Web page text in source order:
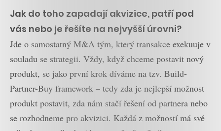
Jak do toho zapadají akvizice, patří pod
vás nebo je řešíte na nejvyšší úrovni?
Jde o samostatný M&A tým, který transakce exekuuje v
souladu se strategii. Vždy, když chceme postavit nový
produkt, se jako první krok díváme na tzv. Build-
Partner-Buy framework – tedy zda je nejlepší možnost
produkt postavit, zda nám stačí řešení od partnera nebo
se rozhodneme pro akvizici. Každá z možností má své